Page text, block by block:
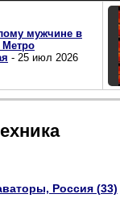
мужчине в
Метро
- 25 июл 2026
Россия (33)